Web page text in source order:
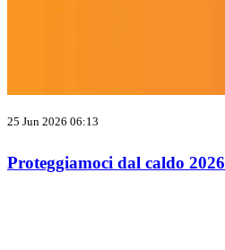
25 Jun 2026 06:13
Proteggiamoci dal caldo 2026